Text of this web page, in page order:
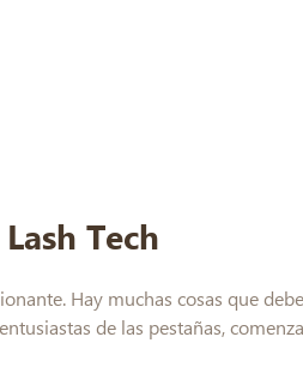
Tech
Hay muchas cosas que
de las pestañas,